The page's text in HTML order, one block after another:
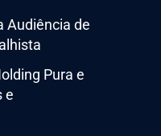
Audiência de
Pura e
e